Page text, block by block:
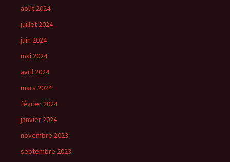
août 2024
juillet 2024
juin 2024
mai 2024
avril 2024
mars 2024
février 2024
janvier 2024
novembre 2023
septembre 2023